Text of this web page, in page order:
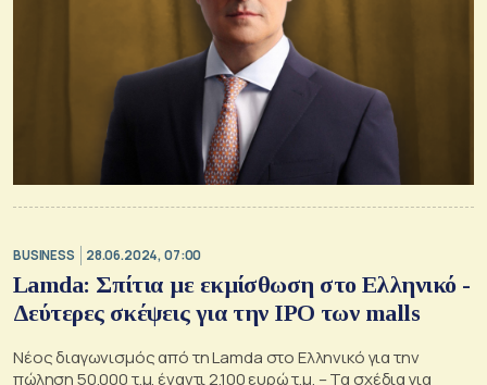
BUSINESS 28.06.2024, 07:00
Lamda: Σπίτια με εκμίσθωση στο Ελληνικό -
Δεύτερες σκέψεις για την IPO των malls
Νέος διαγωνισμός από τη Lamda στο Ελληνικό για την
πώληση 50.000 τ.μ. έναντι 2.100 ευρώ τ.μ. – Τα σχέδια για